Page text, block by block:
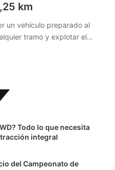
km
un vehículo preparado al
tramo y explotar el…
Todo lo que necesita
integral
del Campeonato de